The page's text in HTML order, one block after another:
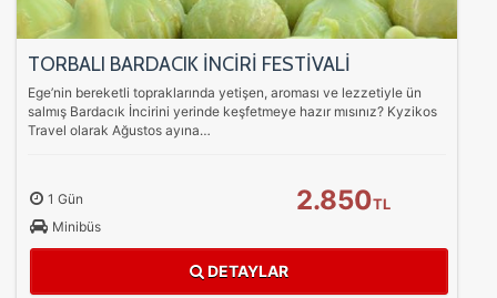
TORBALI BARDACIK İNCİRİ FESTİVALİ
Ege’nin bereketli topraklarında yetişen, aroması ve lezzetiyle ün
salmış Bardacık İncirini yerinde keşfetmeye hazır mısınız? Kyzikos
Travel olarak Ağustos ayına…
1 Gün
Minibüs
2.850TL
DETAYLAR